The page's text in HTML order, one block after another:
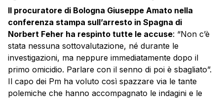
Il procuratore di Bologna Giuseppe Amato nella
conferenza stampa sull’arresto in Spagna di
Norbert Feher ha respinto tutte le accuse: “Non c’è
stata nessuna sottovalutazione, né durante le
investigazioni, ma neppure immediatamente dopo il
primo omicidio. Parlare con il senno di poi è sbagliato”.
Il capo dei Pm ha voluto così spazzare via le tante
polemiche che hanno accompagnato le indagini e le